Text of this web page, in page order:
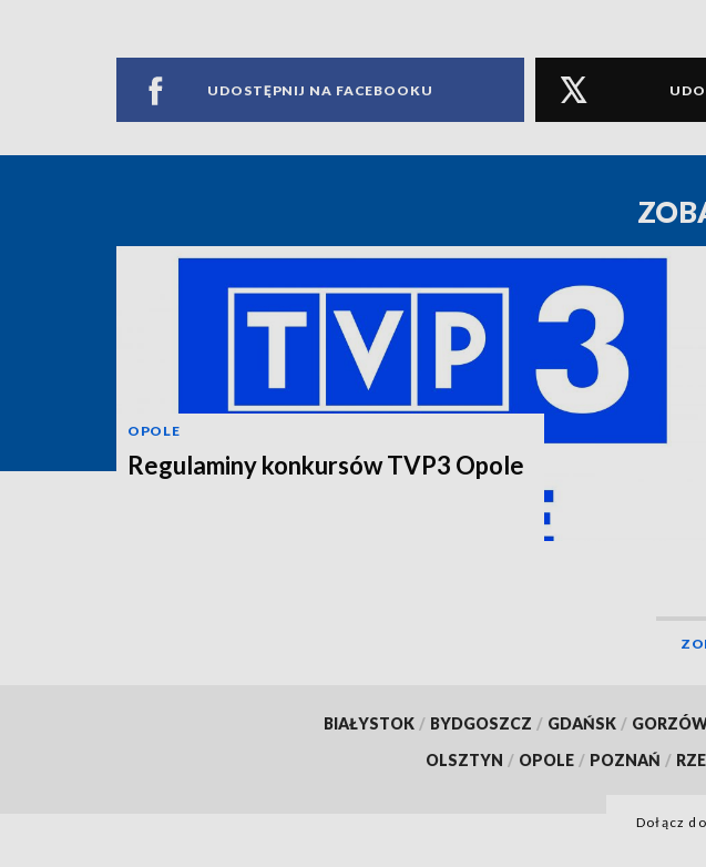
UDOSTĘPNIJ NA FACEBOOKU
OPOLE
Regulaminy konkursów TVP3 Opole
BIAŁYSTOK / BYDGOSZCZ / GDAŃSK /
OLSZTYN / OPOLE / POZNAŃ /
Dołącz